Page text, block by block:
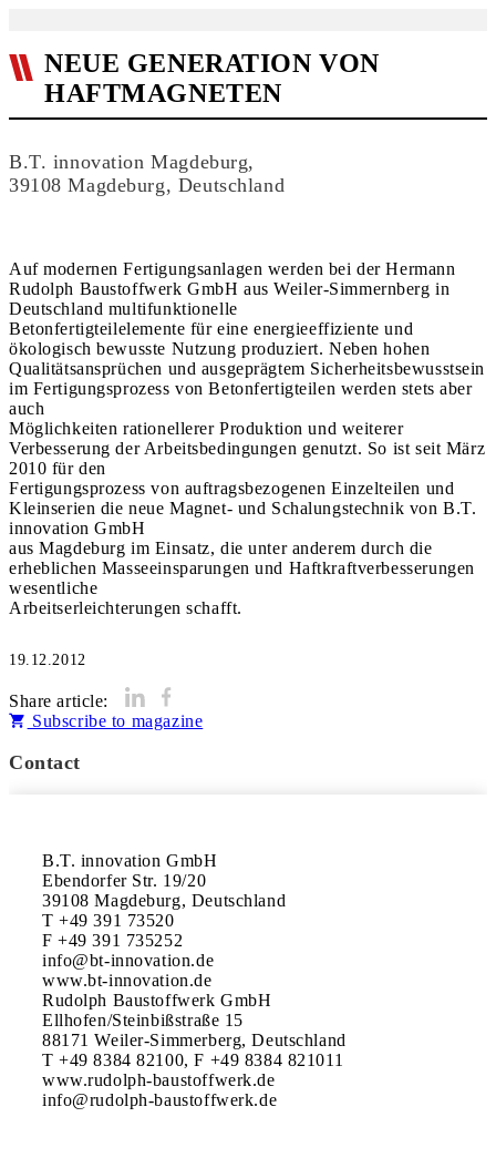
NEUE GENERATION VON
HAFTMAGNETEN
B.T. innovation Magdeburg,
39108 Magdeburg, Deutschland
Auf modernen Fertigungsanlagen werden bei der Hermann
Rudolph Baustoffwerk GmbH aus Weiler-Simmernberg in
Deutschland multifunktionelle
Betonfertigteilelemente für eine energieeffiziente und
ökologisch bewusste Nutzung produziert. Neben hohen
Qualitätsansprüchen und ausgeprägtem Sicherheitsbewusstsein
im Fertigungsprozess von Betonfertigteilen werden stets aber
auch
Möglichkeiten rationellerer Produktion und weiterer
Verbesserung der Arbeitsbedingungen genutzt. So ist seit März
2010 für den
Fertigungsprozess von auftragsbezogenen Einzelteilen und
Kleinserien die neue Magnet- und Schalungstechnik von B.T.
innovation GmbH
aus Magdeburg im Einsatz, die unter anderem durch die
erheblichen Masseeinsparungen und Haftkraftverbesserungen
wesentliche
Arbeitserleichterungen schafft.
19.12.2012
Share article:
Subscribe to magazine
Contact
B.T. innovation GmbH
Ebendorfer Str. 19/20
39108 Magdeburg, Deutschland
T +49 391 73520
F +49 391 735252
info@bt-innovation.de
www.bt-innovation.de
Rudolph Baustoffwerk GmbH
Ellhofen/Steinbißstraße 15
88171 Weiler-Simmerberg, Deutschland
T +49 8384 82100, F +49 8384 821011
www.rudolph-baustoffwerk.de